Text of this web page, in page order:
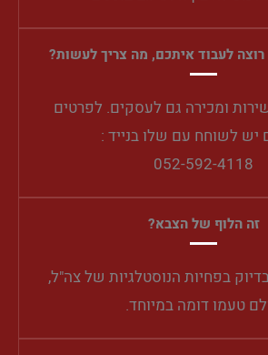
רוצה לעבוד איתכם, מה צריך לעשות?
ומכירה גם לעסקים. לפרטים
יש לשוחח עם שלו בנייד :
052-592-4118
זה הלוף של הצבא?
בפחיות הנוסטלגיות של צה"ל,
טעמו דומה במיוחד.